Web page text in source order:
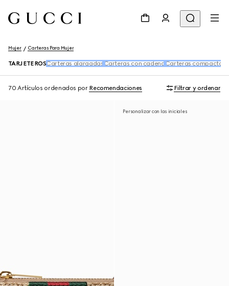
Mujer Carteras Para Mujer
TARJETEROS Carteras alargadas Carteras con cadena Carteras compactas
70 Artículos ordenados por Recomendaciones Filtrar y ordenar
Personalizar con las iniciales